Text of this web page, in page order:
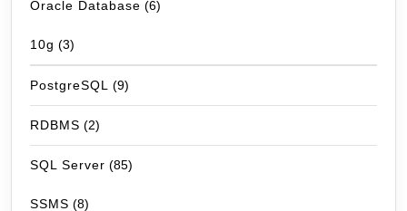
Oracle Database (6)
10g (3)
PostgreSQL (9)
RDBMS (2)
SQL Server (85)
SSMS (8)